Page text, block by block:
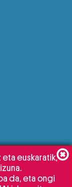
euskaratik,
da, eta ongi